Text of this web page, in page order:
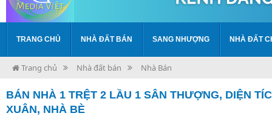
TRANG CHỦ NHÀ ĐẤT BÁN SANG NHƯỢNG NHÀ ĐẤT
Trang chủ Nhà đất bán Nhà Bán
BÁN NHÀ 1 TRỆT 2 LẦU 1 SÂN THƯỢNG, DIỆN
XUÂN, NHÀ BÈ